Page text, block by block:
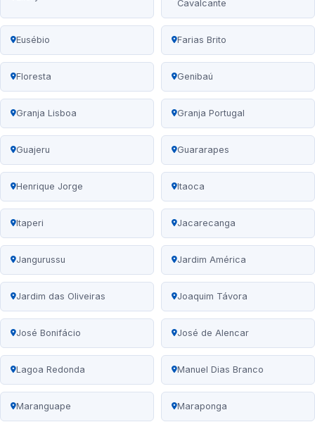
Cavalcante
Eusébio Farias Brito
Floresta Genibaú
Granja Lisboa Granja Portugal
Guajeru Guararapes
Henrique Jorge Itaoca
Itaperi Jacarecanga
Jangurussu Jardim América
Jardim das Oliveiras Joaquim Távora
José Bonifácio José de Alencar
Lagoa Redonda Manuel Dias Branco
Maranguape Maraponga